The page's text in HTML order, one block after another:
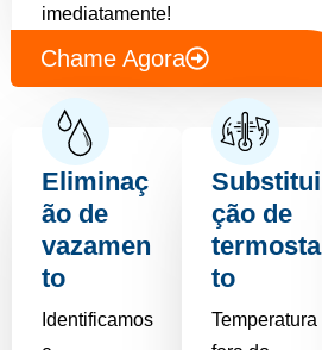
imediatamente!
Chame Agora
Eliminaç
ão de
vazamen
to
Identificamos
Substitui
ção de
termosta
to
Temperatura